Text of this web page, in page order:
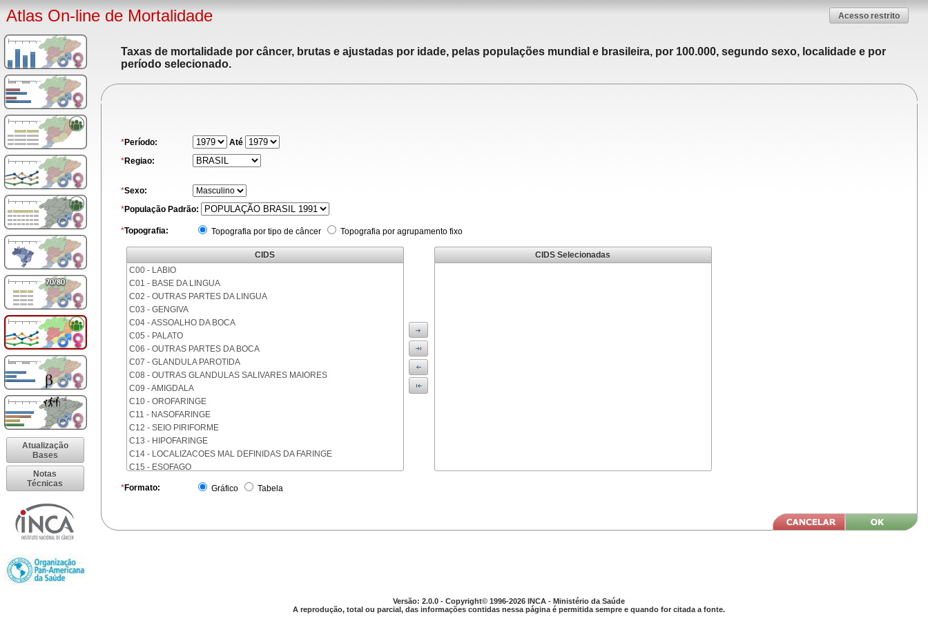
Atlas On-line de Mortalidade Acesso restrito
Atualização
Bases
Notas
Técnicas
Taxas de mortalidade por câncer, brutas e ajustadas por idade, pelas populações mundial e brasileira, por 100.000, segundo sexo, localidade e por
período selecionado.
*Período:
Até
*Regiao:
*Sexo:
*População Padrão:
*Topografia: Topografia por tipo de câncer Topografia por agrupamento fixo
CIDS
C00 - LABIO
C01 - BASE DA LINGUA
C02 - OUTRAS PARTES DA LINGUA
C03 - GENGIVA
C04 - ASSOALHO DA BOCA
C05 - PALATO
C06 - OUTRAS PARTES DA BOCA
C07 - GLANDULA PAROTIDA
C08 - OUTRAS GLANDULAS SALIVARES MAIORES
C09 - AMIGDALA
C10 - OROFARINGE
C11 - NASOFARINGE
C12 - SEIO PIRIFORME
C13 - HIPOFARINGE
C14 - LOCALIZACOES MAL DEFINIDAS DA FARINGE
C15 - ESOFAGO
C17 - INTESTINO DELGADO
C20 - RETO
C26 - LOCALIZACOES MAL DEFINIDAS NO APARELHO DIGESTIVO
CIDS Selecionadas
*Formato: Gráfico Tabela
Versão: 2.0.0 - Copyright© 1996-2026 INCA - Ministério da Saúde
A reprodução, total ou parcial, das informações contidas nessa página é permitida sempre e quando for citada a fonte.